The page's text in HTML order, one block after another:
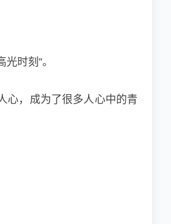
时刻”。
心，成为了很多人心中的青